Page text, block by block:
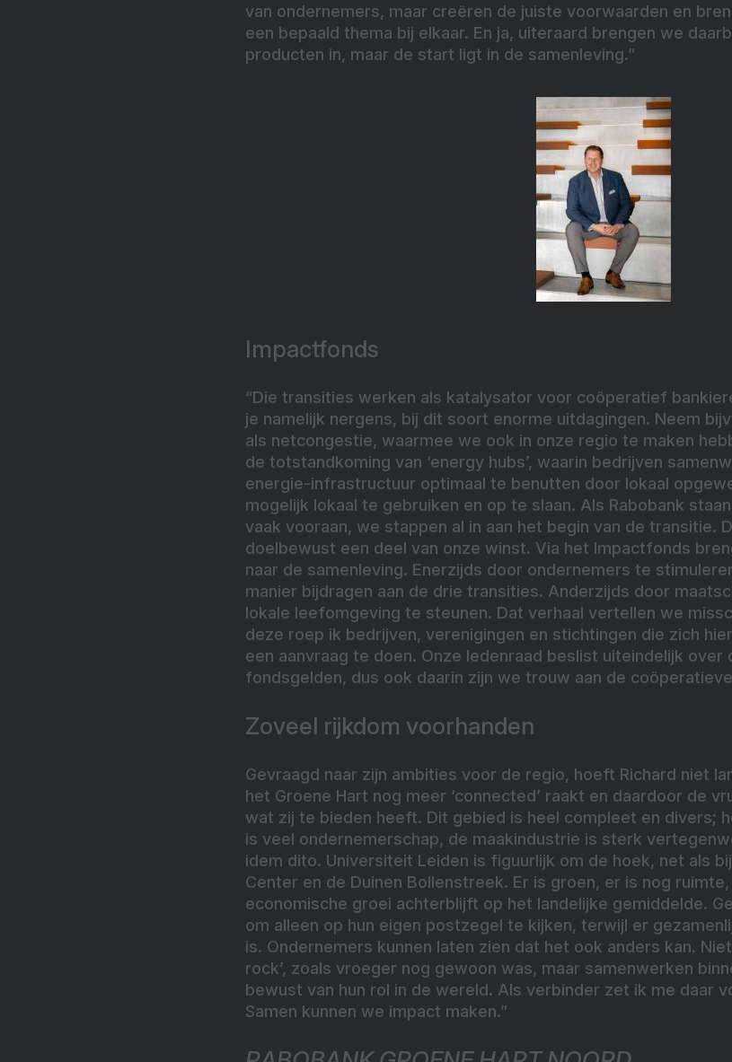
van ondernemers, maar creëren de juiste voorwaarden en
een bepaald thema bij elkaar. En ja, uiteraard brengen we
producten in, maar de start ligt in de samenleving.”
Impactfonds
“Die transities werken als katalysator voor coöperatief
je namelijk nergens, bij dit soort enorme uitdagingen. Neem
als netcongestie, waarmee we ook in onze regio te maken
de totstandkoming van ‘energy hubs’, waarin bedrijven
energie-infrastructuur optimaal te benutten door lokaal
mogelijk lokaal te gebruiken en op te slaan. Als Rabobank
vaak vooraan, we stappen al in aan het begin van de transitie.
doelbewust een deel van onze winst. Via het Impactfonds
naar de samenleving. Enerzijds door ondernemers te
manier bijdragen aan de drie transities. Anderzijds door
lokale leefomgeving te steunen. Dat verhaal vertellen we
deze roep ik bedrijven, verenigingen en stichtingen die zich
een aanvraag te doen. Onze ledenraad beslist uiteindelijk over
fondsgelden, dus ook daarin zijn we trouw aan de
Zoveel rijkdom voorhanden
Gevraagd naar zijn ambities voor de regio, hoeft Richard niet
het Groene Hart nog meer ‘connected’ raakt en daardoor de
wat zij te bieden heeft. Dit gebied is heel compleet en divers;
is veel ondernemerschap, de maakindustrie is sterk
idem dito. Universiteit Leiden is figuurlijk om de hoek, net als
Center en de Duinen Bollenstreek. Er is groen, er is nog
economische groei achterblijft op het landelijke gemiddelde.
om alleen op hun eigen postzegel te kijken, terwijl er
is. Ondernemers kunnen laten zien dat het ook anders kan.
rock’, zoals vroeger nog gewoon was, maar samenwerken
bewust van hun rol in de wereld. Als verbinder zet ik me daar
Samen kunnen we impact maken.”